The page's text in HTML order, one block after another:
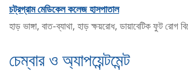
চট্রগ্রাম মেডিকেল কলেজ হাসপাতাল
হাড় ভাঙ্গা, বাত-ব্যাথা, হাড় ক্ষয়রোধ, ডায়াবেটিক ফুট রোগ
চেম্বার ও অ্যাপয়েন্টমেন্ট